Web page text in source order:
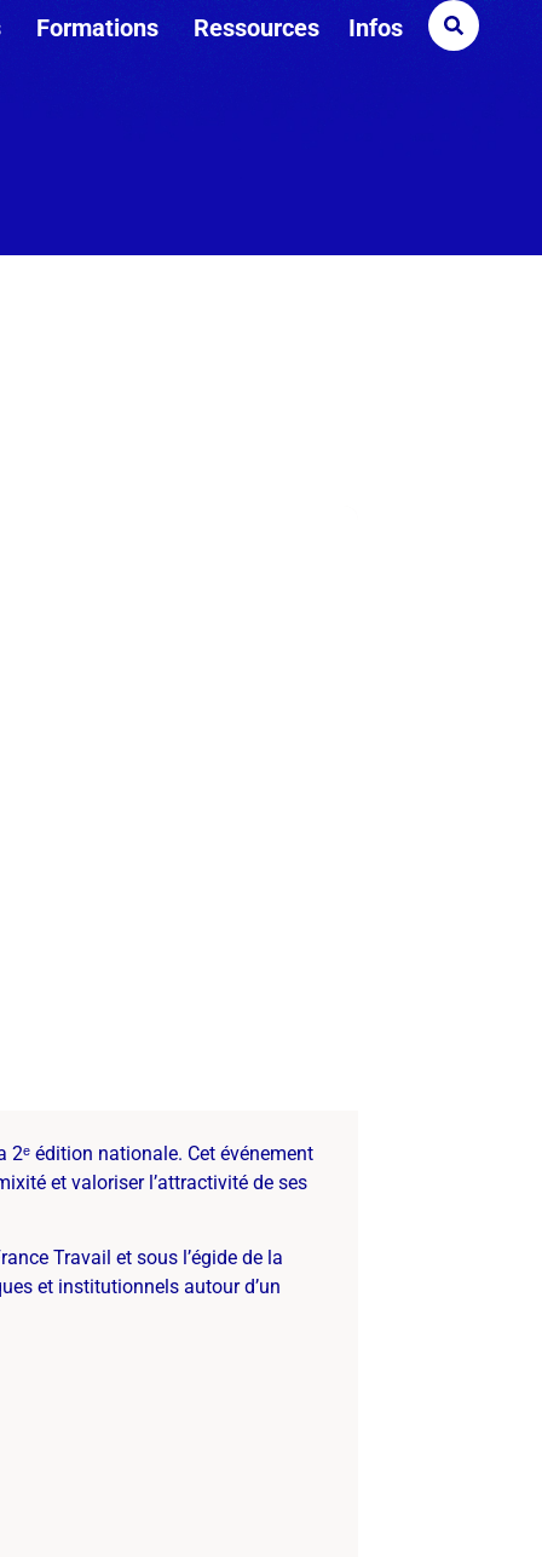
Formations Ressources Infos
2ᵉédition nationale. Cet événement
et valoriser l’attractivité de ses
Travail et sous l’égide de la
et institutionnels autour d’un